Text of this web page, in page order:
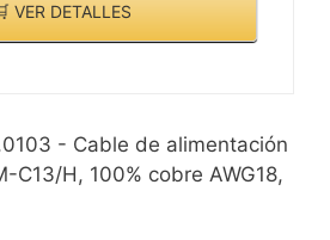
VER DETALLES
- Cable de alimentación
C13/H, 100% cobre AWG18,